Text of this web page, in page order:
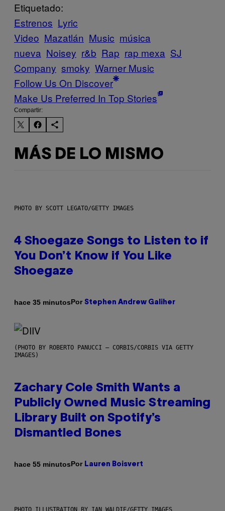
Etiquetado:
Estrenos Lyric
Video Mazatlán Music música
nueva Noisey r&b Rap rap mexa SJ
Company smoky Warner Music
Follow Us On Discover
Make Us Preferred In Top Stories
Compartir:
MÁS DE LO MISMO
PHOTO BY SCOTT LEGATO/GETTY IMAGES
4 Shoegaze Songs to Listen to if
You Don’t Know if You Like
Shoegaze
hace 35 minutosPor Stephen Andrew Galiher
(PHOTO BY ROBERTO PANUCCI – CORBIS/CORBIS VIA GETTY
IMAGES)
Zachary Cole Smith Wants a
Publicly Owned Music Streaming
Library Built on Spotify’s
Dismantled Bones
hace 55 minutosPor Lauren Boisvert